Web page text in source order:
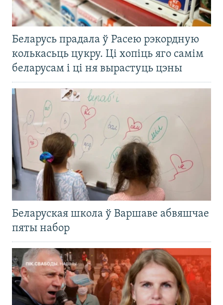
Беларусь прадала ў Расею рэкордную
колькасьць цукру. Ці хопіць яго самім
беларусам і ці ня вырастуць цэны
Беларуская школа ў Варшаве абвяшчае
пяты набор